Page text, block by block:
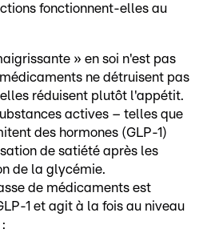
fonctionnent-elles au
» en soi n'est pas
ne détruisent pas
réduisent plutôt l'appétit.
actives – telles que
des hormones (GLP-1)
de satiété après les
de la glycémie.
de médicaments est
1 et agit à la fois au niveau